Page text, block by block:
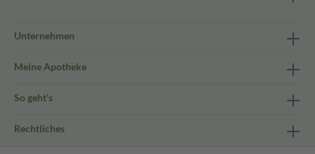
Unternehmen
Meine Apotheke
So geht's
Rechtliches